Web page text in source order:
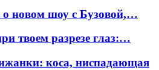
новом шоу с Бузовой,…
твоем разрезе глаз:…
коса, ниспадающая